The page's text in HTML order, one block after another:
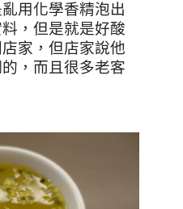
用化學香精泡出
，但是就是好酸
家，但店家說他
，而且很多老客